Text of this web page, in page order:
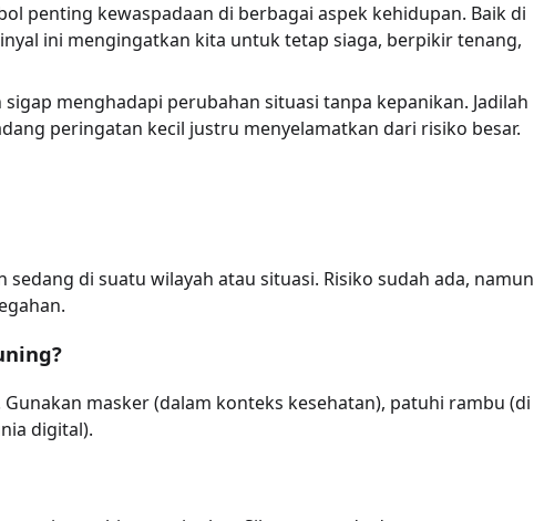
penting kewaspadaan di berbagai aspek kehidupan. Baik di
ini mengingatkan kita untuk tetap siaga, berpikir tenang,
menghadapi perubahan situasi tanpa kepanikan. Jadilah
peringatan kecil justru menyelamatkan dari risiko besar.
di suatu wilayah atau situasi. Risiko sudah ada, namun
masker (dalam konteks kesehatan), patuhi rambu (di
digital).